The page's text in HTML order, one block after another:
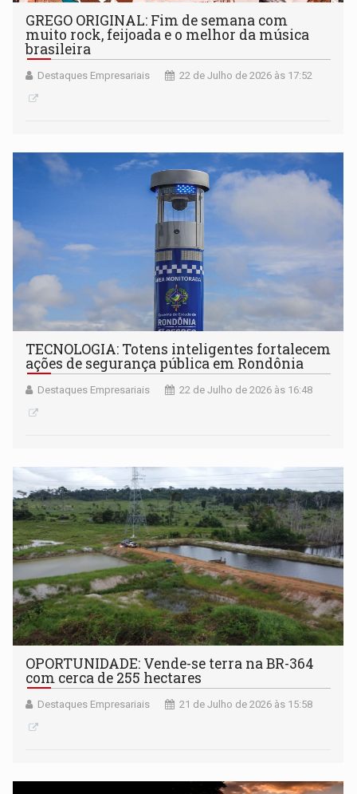
GREGO ORIGINAL: Fim de semana com
muito rock, feijoada e o melhor da música
brasileira
Destaques Empresariais 22 de Julho de 2026 às 17:52
TECNOLOGIA: Totens inteligentes fortalecem
ações de segurança pública em Rondônia
Destaques Empresariais 22 de Julho de 2026 às 16:48
OPORTUNIDADE: Vende-se terra na BR-364
com cerca de 255 hectares
Destaques Empresariais 21 de Julho de 2026 às 15:58